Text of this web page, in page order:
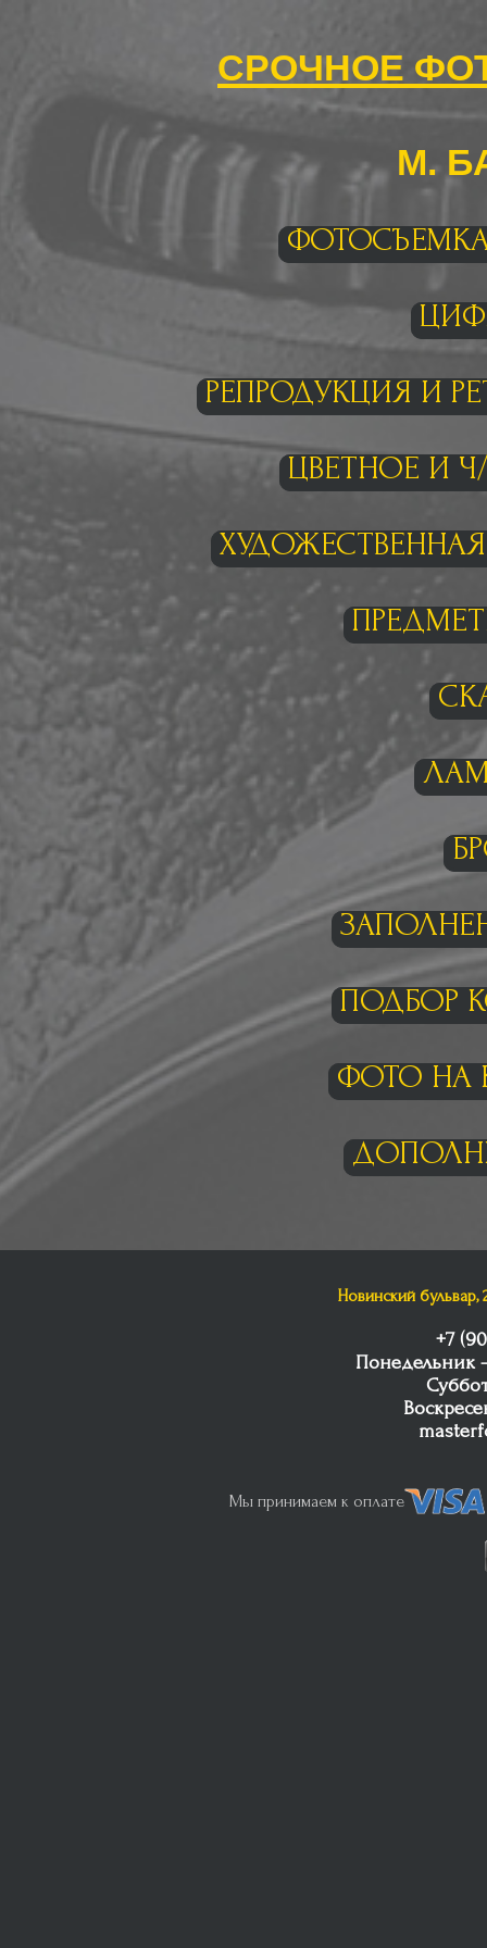
Срочное
м.
РЕПРОДУКЦИЯ И
ЦВЕТНОЕ И
ПОДБОР
ФОТО НА
Новинский бульвар,
+7
Понедельник
Мы принимаем к оплате